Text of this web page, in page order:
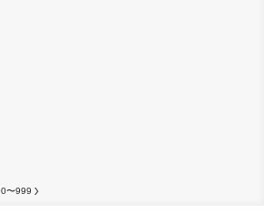
〜999